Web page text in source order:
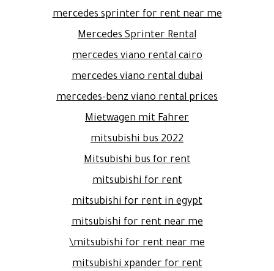
mercedes sprinter for rent near me
Mercedes Sprinter Rental
mercedes viano rental cairo
mercedes viano rental dubai
mercedes-benz viano rental prices
Mietwagen mit Fahrer
mitsubishi bus 2022
Mitsubishi bus for rent
mitsubishi for rent
mitsubishi for rent in egypt
mitsubishi for rent near me
mitsubishi for rent near me\
mitsubishi xpander for rent